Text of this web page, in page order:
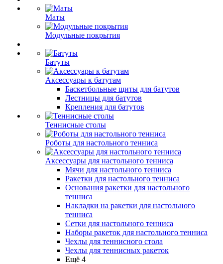
Маты
Модульные покрытия
Батуты
Аксессуары к батутам
Баскетбольные щиты для батутов
Лестницы для батутов
Крепления для батутов
Теннисные столы
Роботы для настольного тенниса
Аксессуары для настольного тенниса
Мячи для настольного тенниса
Ракетки для настольного тенниса
Основания ракетки для настольного
тенниса
Накладки на ракетки для настольного
тенниса
Сетки для настольного тенниса
Наборы ракеток для настольного тенниса
Чехлы для теннисного стола
Чехлы для теннисных ракеток
Ещё 4